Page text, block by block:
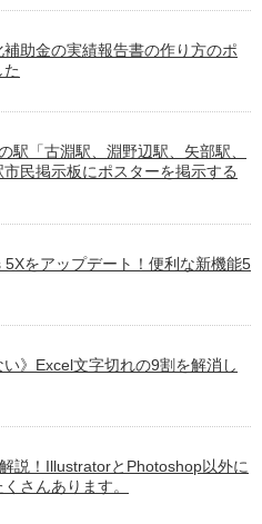
助金の実績報告書の作り方のポ
駅「古淵駅、淵野辺駅、矢部駅、
民掲示板にポスターを掲示する
をアップデート！便利な新機能5
い》Excel文字切れの9割を解消し
説！IllustratorとPhotoshop以外に
さんあります。